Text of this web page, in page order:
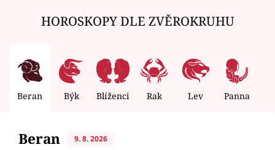
HOROSKOPY DLE ZVĚROKRUHU
Beran Býk Blíženci Rak Lev Panna
Beran 9. 8. 2026